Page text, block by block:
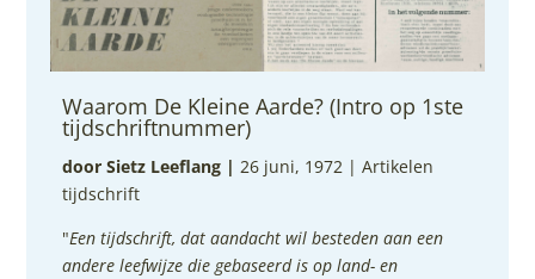
Waarom De Kleine Aarde? (Intro op 1ste
tijdschriftnummer)
door Sietz Leeflang | 26 juni, 1972 |Artikelen
tijdschrift
"Een tijdschrift, dat aandacht wil besteden aan een
andere leefwijze die gebaseerd is op land- en